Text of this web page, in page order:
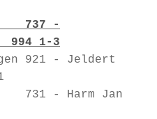
-
1-3
921 - Jeldert
- Harm Jan